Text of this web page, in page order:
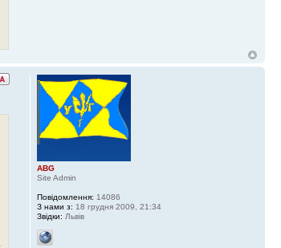
ABG
Site Admin
Повідомлення: 14086
З нами з: 18 грудня 2009, 21:34
Звідки: Львів